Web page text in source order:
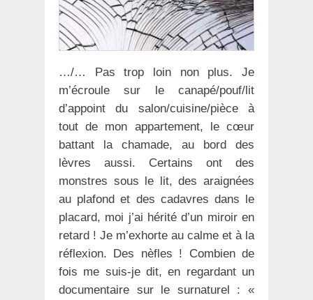
…/… Pas trop loin non plus. Je
m’écroule sur le canapé/pouf/lit
d’appoint du salon/cuisine/pièce à
tout de mon appartement, le cœur
battant la chamade, au bord des
lèvres aussi. Certains ont des
monstres sous le lit, des araignées
au plafond et des cadavres dans le
placard, moi j’ai hérité d’un miroir en
retard ! Je m’exhorte au calme et à la
réflexion. Des nèfles ! Combien de
fois me suis-je dit, en regardant un
documentaire sur le surnaturel : «